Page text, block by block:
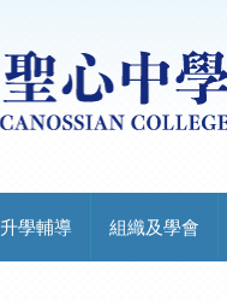
升學輔導 組織及學會